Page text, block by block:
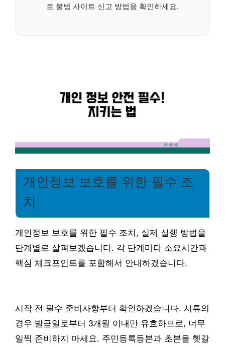
로 불법 사이트 신고 방법을 확인하세요.
개인정보 보호를 위한 필수 조
치
개인정보 보호를 위한 필수 조치, 실제 실행 방법을
단계별로 살펴보겠습니다. 각 단계마다 소요시간과
핵심 체크포인트를 포함해서 안내하겠습니다.
시작 전 필수 준비사항부터 확인하겠습니다. 서류의
경우 발급일로부터 3개월 이내만 유효하므로, 너무
일찍 준비하지 마세요. 주민등록등본과 초본을 헷갈